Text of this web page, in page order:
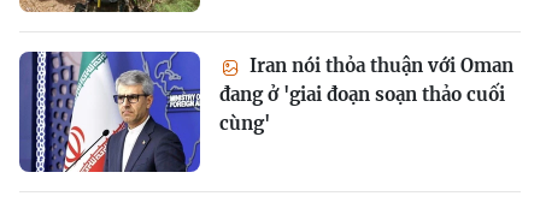
Iran nói thỏa thuận với Oman
đang ở 'giai đoạn soạn thảo cuối
cùng'